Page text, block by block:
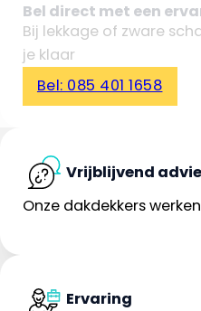
Bel direct met een
Bij lekkage of zware
je klaar
Bel: 085 401 1658
Vrijblijvend
Onze dakdekkers
Ervaring